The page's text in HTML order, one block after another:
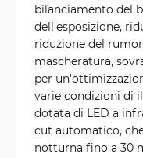
bilanciamento del
dell'esposizione,
riduzione del
mascheratura,
per
varie condizioni di
dotata di LED a
cut automatico,
notturna fino a 30